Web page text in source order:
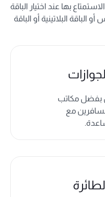
بها عند اختيار الباقة
الباقة البلاتينية أو الباقة
بفضل مكاتب
مع